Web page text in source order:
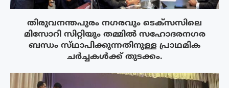
തിരുവനന്തപുരം നഗരവും ടെക്‌സസിലെ
മിസോറി സിറ്റിയും തമ്മിൽ സഹോദരനഗര
ബന്ധം സ്‌ഥാപിക്കുന്നതിനുള്ള പ്രാഥമിക
ചർച്ചകൾക്ക് തുടക്കം.